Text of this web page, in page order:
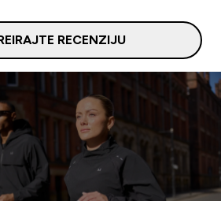
RECENZIJU